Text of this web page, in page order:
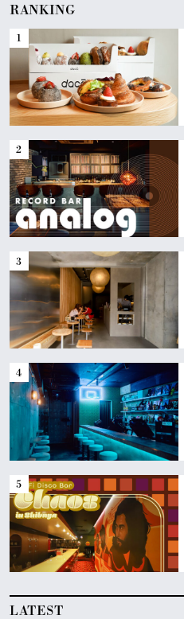
RANKING
LATEST